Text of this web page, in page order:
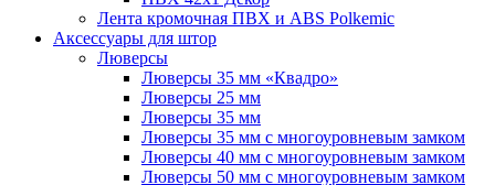
Лента кромочная ПВХ и ABS Polkemic
Аксессуары для штор
Люверсы
Люверсы 35 мм «Квадро»
Люверсы 25 мм
Люверсы 35 мм
Люверсы 35 мм с многоуровневым замком
Люверсы 40 мм с многоуровневым замком
Люверсы 50 мм с многоуровневым замком